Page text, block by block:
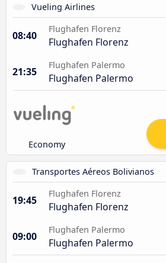
Vueling Airlines
08:40
Flughafen Florenz
Flughafen Florenz
21:35
Flughafen Palermo
Flughafen Palermo
Economy
Transportes Aéreos Bolivianos
19:45
Flughafen Florenz
Flughafen Florenz
09:00
Flughafen Palermo
Flughafen Palermo